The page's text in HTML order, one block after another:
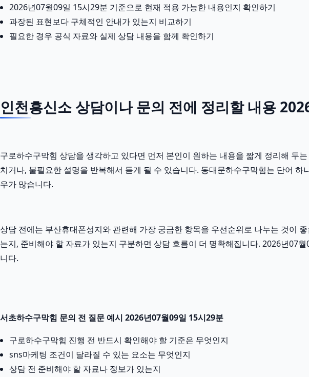
2026년07월09일 15시29분 기준으로 현재 적용 가능한 내용인지 확인하기
과장된 표현보다 구체적인 안내가 있는지 비교하기
필요한 경우 공식 자료와 실제 상담 내용을 함께 확인하기
인천흥신소 상담이나 문의 전에 정리할 내용
구로하수구막힘 상담을 생각하고 있다면 먼저 본인이 원하는 내용을 짧게 정리해 두
치거나, 불필요한 설명을 반복해서 듣게 될 수 있습니다. 동대문하수구막힘는 단어
우가 많습니다.
상담 전에는 부산휴대폰성지와 관련해 가장 궁금한 항목을 우선순위로 나누는 것이
는지, 준비해야 할 자료가 있는지 구분하면 상담 흐름이 더 명확해집니다. 2026년07
니다.
서초하수구막힘 문의 전 질문 예시 2026년07월09일 15시29분
구로하수구막힘 진행 전 반드시 확인해야 할 기준은 무엇인지
sns마케팅 조건이 달라질 수 있는 요소는 무엇인지
상담 전 준비해야 할 자료나 정보가 있는지